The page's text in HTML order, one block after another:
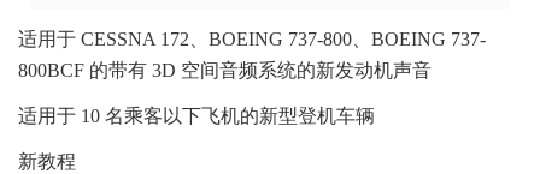
适用于 CESSNA 172、BOEING 737-800、BOEING 737-
800BCF 的带有 3D 空间音频系统的新发动机声音
适用于 10 名乘客以下飞机的新型登机车辆
新教程